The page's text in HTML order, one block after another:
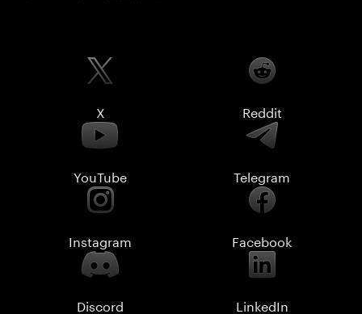
X Reddit
YouTube Telegram
Instagram Facebook
Discord LinkedIn